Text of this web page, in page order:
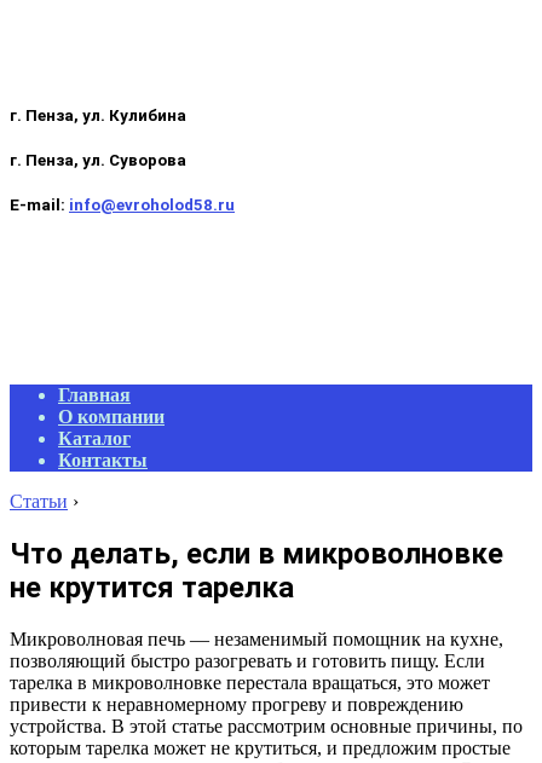
г. Пенза, ул. Кулибина
г. Пенза, ул. Суворова
E-mail: info@evroholod58.ru
Primary
Navigation
Menu
Главная
О компании
Каталог
Контакты
Статьи ›
Что делать, если в микроволновке
не крутится тарелка
Микроволновая печь — незаменимый помощник на кухне,
позволяющий быстро разогревать и готовить пищу. Если
тарелка в микроволновке перестала вращаться, это может
привести к неравномерному прогреву и повреждению
устройства. В этой статье рассмотрим основные причины, по
которым тарелка может не крутиться, и предложим простые